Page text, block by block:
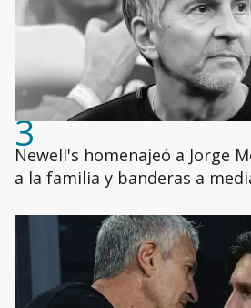
3
Newell's homenajeó a Jorge
a la familia y banderas a